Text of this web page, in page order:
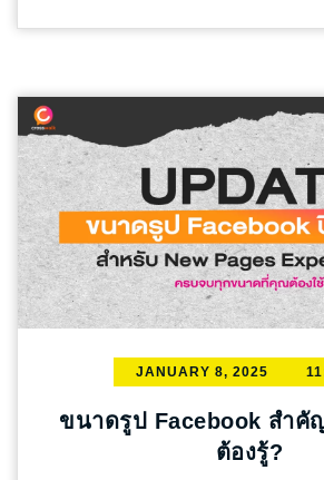
Campaigns เพื่อเพิ่มความผูกพั
กระตุ้นยอดขาย การทำ
AI: การคัดเลือกเนื้อหาที่มีคุณค่า
แหล่งมานำเสนอแก่ผู้อ่านเป็นเรื่
Tools เช่น Feedly AI และ
คัดกรอง สรุป จัดหมวดหมู่ และน
ทันสมัยได้อย่างมีประสิทธิภาพ ช่ว
และมอบข้อมูลที่เป็นประโยช
Interactive Content ด้วย AI:
และ Personalized Quizzes เพื่
ส่วนร่วมของผู้ชม สร้างประสบก
และเพิ่มปฏิสัมพันธ์กับแบรนด์อย่า
การวัดผลและปรับปรุง Content ด้
ความสนใจและกระตุ้นให้เกิด
สื่อสารถึงคุณค่าของแบรนด์อย่า
เน้นประโยชน์และคุณสมบัติของ
อย่างแนบเนียน ให้ Influencer
สร้างสรรค์: เคารพสไตล์และคว
ของ Influencer เพื่อให้คอนเทน
และน่าเชื่อถือ การติดตามและวิ
อย่างต่อเนื่อง: การวัดผลคือสิ่งส
แคมเปญประสบความสำเร็จหรื
วัด (Metrics): ดูจำนวน Reach,
Engagement, คลิก,
อื่นๆ ที่เกี่ยวข้องกับเป้าหมาย วิ
ทำความเข้าใจว่าอะไรที่ได้ผลดี
ปรับปรุง ปรับปรุงกลยุทธ์: นำข้อ
เข้าถึงและดึงดูดกลุ่มลูกค้าที่เป็น
ระตุ้นความสนใจและการมีปฏิสัม
ชัดเจน เช่น การจัดกิจกรรมหรื
โดดเด่น Introvert marketing จะ
ที่เป็นประโยชน์ ช่วยให้ลูกค้ารู้สึ
ไม่รู้สึกกดดันที่จะต้องมีปฏิสัมพัน
มากเกินไป กลยุทธ์นี้อาจจะรวม
ที่ชัดเจนและมีคุณค่า การใช้เนื้อ
ถึงได้ง่ายและไม่รบกวน การสร้
ที่ปลอดภัยและไม่เป็นการบังคับ
Introvert Marketing น้ำเสียง: สุภา
โตกกระตาก การสื่อสาร: เน้นเ
หวือหวา เช่น บทความ ลิสต์อีเม
เชิงลึก เจาะใจ เจาะความรู้สึก ต
กลุ่ม กลยุทธ์: คอนเทนต์มาร์เก็ตติ้
JANUARY 8, 2025
ขนาดรูป Facebook สำคั
ต้องรู้?